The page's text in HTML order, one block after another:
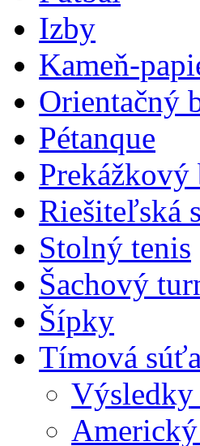
Izby
Kameň-
Orientačný
Pétanque
Prekážkový
Riešiteľská
Stolný tenis
Šachový
Šípky
Tímová